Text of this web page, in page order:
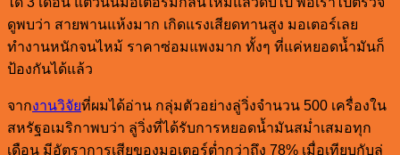
ดูพบว่า สายพานแห้งมาก เกิดแรงเสียดทานสูง มอเตอร์เลย
ทำงานหนักจนไหม้ ราคาซ่อมแพงมาก ทั้งๆ ที่แค่หยอดน้ำมันก็
ป้องกันได้แล้ว
จากงานวิจัยที่ผมได้อ่าน กลุ่มตัวอย่างลู่วิ่งจำนวน 500 เครื่องใน
สหรัฐอเมริกาพบว่า ลู่วิ่งที่ได้รับการหยอดน้ำมันสม่ำเสมอทุก
เดือน มีอัตราการเสียของมอเตอร์ต่ำกว่าถึง 78% เมื่อเทียบกับลู่